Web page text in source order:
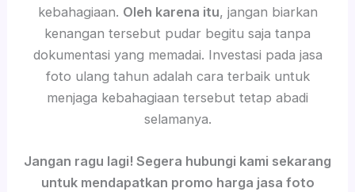
kebahagiaan. Oleh karena itu, jangan biarkan
kenangan tersebut pudar begitu saja tanpa
dokumentasi yang memadai. Investasi pada jasa
foto ulang tahun adalah cara terbaik untuk
menjaga kebahagiaan tersebut tetap abadi
selamanya.
Jangan ragu lagi! Segera hubungi kami sekarang
untuk mendapatkan promo harga jasa foto